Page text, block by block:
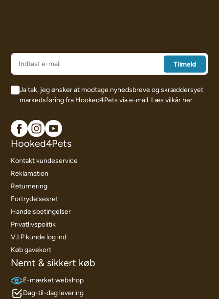
Ja tak, jeg ønsker at modtage nyhedsbreve og skræddersyet
markedsføring fra Hooked4Pets via e-mail. Læs vilkår her
Hooked4Pets
Kontakt kundeservice
Reklamation
Returnering
Fortrydelsesret
Handelsbetingelser
Privatlivspolitik
V.I.P kunde log ind
Køb gavekort
Nemt & sikkert køb
E-mærket webshop
Dag-til-dag levering